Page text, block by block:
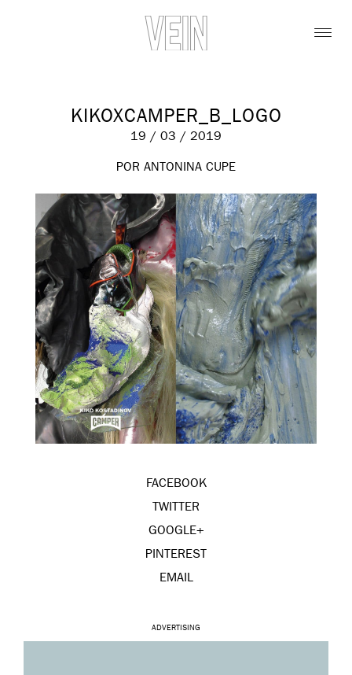
KIKOXCAMPER_B_LOGO
19 / 03 / 2019
POR ANTONINA CUPE
FACEBOOK
TWITTER
GOOGLE+
PINTEREST
EMAIL
ADVERTISING